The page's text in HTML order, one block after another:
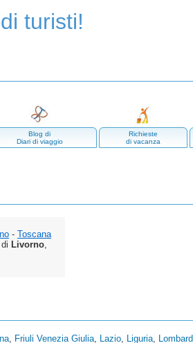
turisti!
Blog di
Diari di viaggio
Richieste
di vacanza
- Toscana
Livorno,
, Friuli Venezia Giulia, Lazio, Liguria,